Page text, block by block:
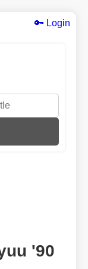
🔑 Login
'90